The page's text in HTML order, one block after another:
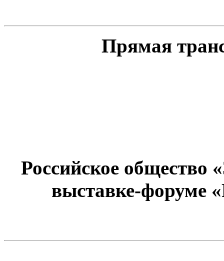
Прямая
Российское общество
выставке-форуме